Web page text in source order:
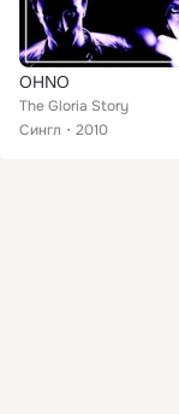
OHNO
The Gloria Story
Сингл
2010